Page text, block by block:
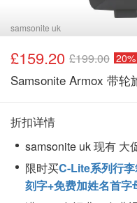
samsonite uk
£159.20 £199.00
Samsonite Armox 带轮
折扣详情
samsonite uk 现有 大
限时买C-Lite系列行
刻字+免费加姓名首字